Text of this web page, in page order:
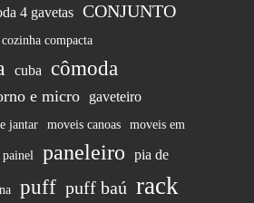
4 gavetas CONJUNTO
cozinha compacta
cuba cômoda
e micro gaveteiro
jantar moveis canoas moveis em
painel paneleiro pia de
puff puff baú rack